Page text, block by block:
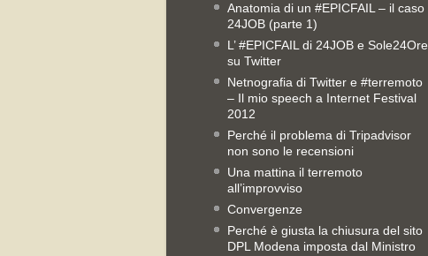
Anatomia di un #EPICFAIL – il caso
24JOB (parte 1)
L’ #EPICFAIL di 24JOB e Sole24Ore
su Twitter
Netnografia di Twitter e #terremoto
– Il mio speech a Internet Festival
2012
Perché il problema di Tripadvisor
non sono le recensioni
Una mattina il terremoto
all’improvviso
Convergenze
Perché è giusta la chiusura del sito
DPL Modena imposta dal Ministro